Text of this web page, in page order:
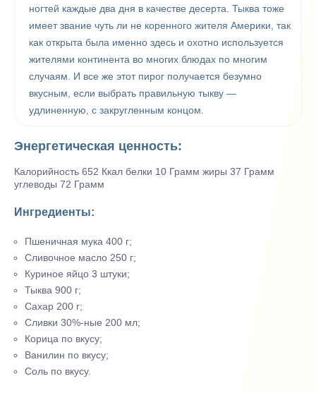
ногтей каждые два дня в качестве десерта. Тыква тоже
имеет звание чуть ли не коренного жителя Америки, так
как открыта была именно здесь и охотно используется
жителями континента во многих блюдах по многим
случаям. И все же этот пирог получается безумно
вкусным, если выбрать правильную тыкву —
удлиненную, с закругленным концом.
Энергетическая ценность:
Калорийность 652 Ккал белки 10 Грамм жиры 37 Грамм
углеводы 72 Грамм
Ингредиенты:
Пшеничная мука 400 г;
Сливочное масло 250 г;
Куриное яйцо 3 штуки;
Тыква 900 г;
Сахар 200 г;
Сливки 30%-ные 200 мл;
Корица по вкусу;
Ванилин по вкусу;
Соль по вкусу.